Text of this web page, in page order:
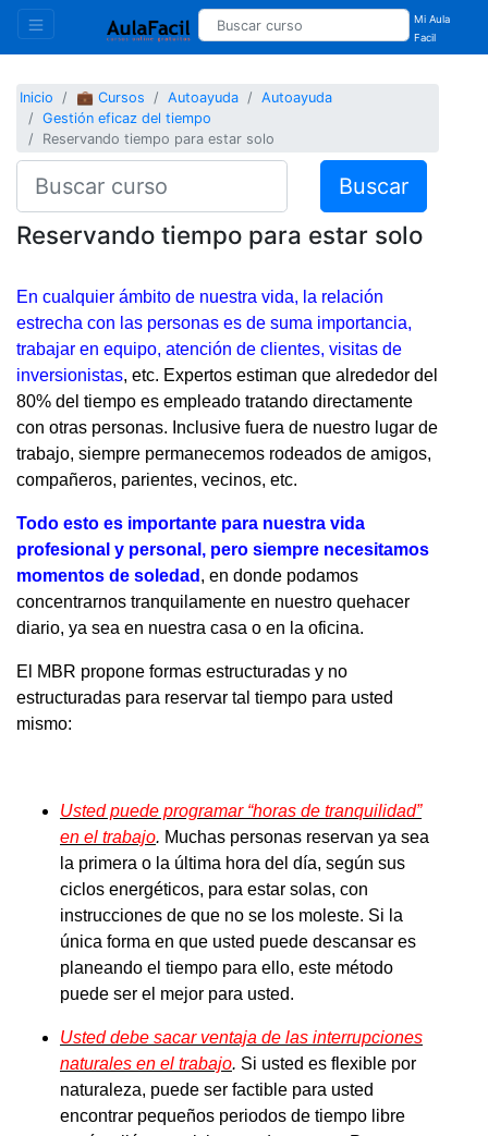
Mi Aula
Facil
Inicio 💼 Cursos Autoayuda
Autoayuda
Gestión eficaz del tiempo
Reservando tiempo para estar solo
Buscar
Reservando tiempo para estar solo
En cualquier ámbito de nuestra vida, la relación
estrecha con las personas es de suma importancia,
trabajar en equipo, atención de clientes, visitas de
inversionistas, etc. Expertos estiman que alrededor del
80% del tiempo es empleado tratando directamente
con otras personas. Inclusive fuera de nuestro lugar de
trabajo, siempre permanecemos rodeados de amigos,
compañeros, parientes, vecinos, etc.
Todo esto es importante para nuestra vida
profesional y personal, pero siempre necesitamos
momentos de soledad , en donde podamos
concentrarnos tranquilamente en nuestro quehacer
diario, ya sea en nuestra casa o en la oficina.
El MBR propone formas estructuradas y no
estructuradas para reservar tal tiempo para usted
mismo:
Usted puede programar “horas de tranquilidad”
en el trabajo. Muchas personas reservan ya sea
la primera o la última hora del día, según sus
ciclos energéticos, para estar solas, con
instrucciones de que no se los moleste. Si la
única forma en que usted puede descansar es
planeando el tiempo para ello, este método
puede ser el mejor para usted.
Usted debe sacar ventaja de las interrupciones
naturales en el trabajo. Si usted es flexible por
naturaleza, puede ser factible para usted
encontrar pequeños periodos de tiempo libre